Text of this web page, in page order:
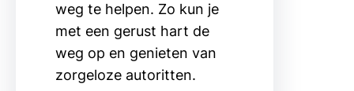
weg te helpen. Zo kun je
met een gerust hart de
weg op en genieten van
zorgeloze autoritten.